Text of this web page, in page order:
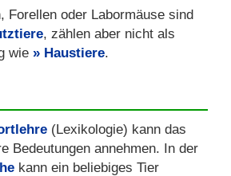
Forellen oder Labormäuse sind
, zählen aber nicht als
wie
Haustiere.
(Lexikologie) kann das
Bedeutungen annehmen. In der
kann ein beliebiges Tier